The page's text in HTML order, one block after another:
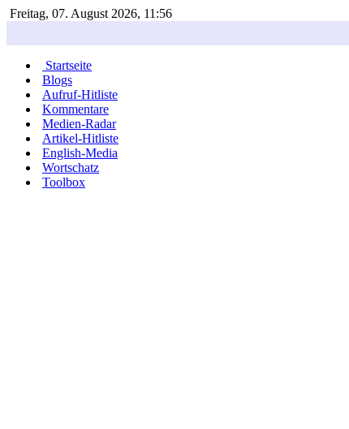
Freitag, 07. August 2026, 11:56
Startseite
Blogs
Aufruf-Hitliste
Kommentare
Medien-Radar
Artikel-Hitliste
English-Media
Wortschatz
Toolbox